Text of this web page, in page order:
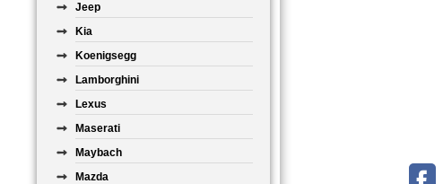
Jeep
Kia
Koenigsegg
Lamborghini
Lexus
Maserati
Maybach
Mazda